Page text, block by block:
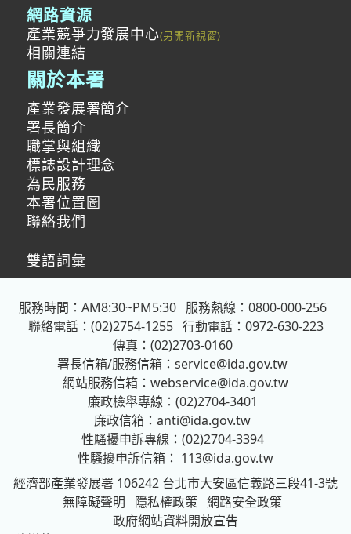
網路資源
產業競爭力發展中心
相關連結
關於本署
產業發展署簡介
署長簡介
職掌與組織
標誌設計理念
為民服務
本署位置圖
聯絡我們
雙語詞彙
服務時間：AM8:30~PM5:30
服務熱線：0800-000-256
聯絡電話：(02)2754-1255 行動電話：0972-630-223
傳真：(02)2703-0160
署長信箱/服務信箱： service@ida.gov.tw
網站服務信箱： webservice@ida.gov.tw
廉政檢舉專線：(02)2704-3401
廉政信箱： anti@ida.gov.tw
性騷擾申訴專線：(02)2704-3394
性騷擾申訴信箱： 113@ida.gov.tw
經濟部產業發展署 106242 台北市大安區信義路三段41-3號
無障礙聲明
隱私權政策 網路安全政策
政府網站資料開放宣告